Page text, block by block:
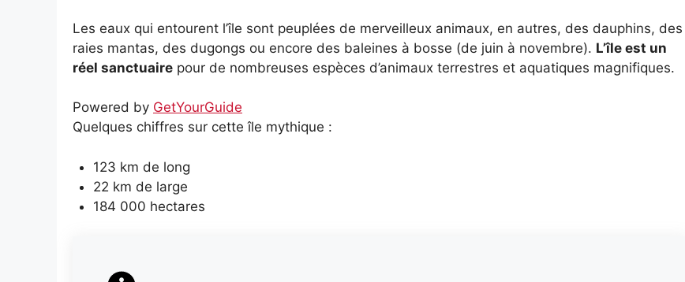
Les eaux qui entourent l’île sont peuplées de merveilleux animaux, en autres, des dauphins, des
raies mantas, des dugongs ou encore des baleines à bosse (de juin à novembre). L’île est un
réel sanctuaire pour de nombreuses espèces d’animaux terrestres et aquatiques magnifiques.
Powered by GetYourGuide
Quelques chiffres sur cette île mythique :
123 km de long
22 km de large
184 000 hectares